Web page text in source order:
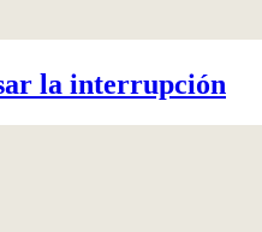
la interrupción